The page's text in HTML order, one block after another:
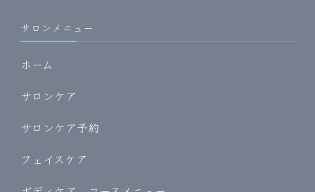
サロンメニュー
ホーム
サロンケア
サロンケア予約
フェイスケア